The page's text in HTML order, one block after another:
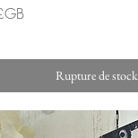
Rupture de stock